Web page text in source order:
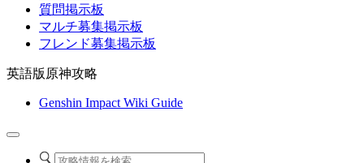
質問掲示板
マルチ募集掲示板
フレンド募集掲示板
英語版原神攻略
Genshin Impact Wiki Guide